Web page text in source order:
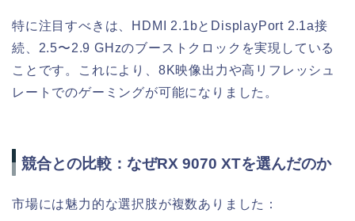
特に注目すべきは、HDMI 2.1bとDisplayPort 2.1a接
続、2.5〜2.9 GHzのブーストクロックを実現している
ことです。これにより、8K映像出力や高リフレッシュ
レートでのゲーミングが可能になりました。
競合との比較：なぜRX 9070 XTを選んだのか
市場には魅力的な選択肢が複数ありました：